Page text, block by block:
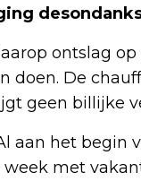
ontslag
doen. De
geen billijke
aan het begin
met